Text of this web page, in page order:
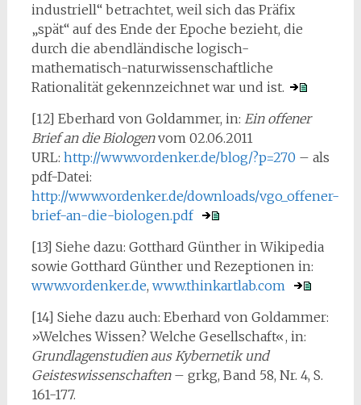
industriell“ betrachtet, weil sich das Präfix
„spät“ auf des Ende der Epoche bezieht, die
durch die abendländische logisch-
mathematisch-naturwissenschaftliche
Rationalität gekennzeichnet war und ist.
[12] Eberhard von Goldammer, in: Ein offener
Brief an die Biologenvom 02.06.2011
URL: http://www.vordenker.de/blog/?p=270 – als
pdf-Datei:
http://www.vordenker.de/downloads/vgo_offener-
brief-an-die-biologen.pdf
[13] Siehe dazu: Gotthard Günther in Wikipedia
sowie Gotthard Günther und Rezeptionen in:
www.vordenker.de, www.thinkartlab.com
[14] Siehe dazu auch: Eberhard von Goldammer:
»Welches Wissen? Welche Gesellschaft«, in:
Grundlagenstudien aus Kybernetik und
Geisteswissenschaften– grkg, Band 58, Nr. 4, S.
161-177.